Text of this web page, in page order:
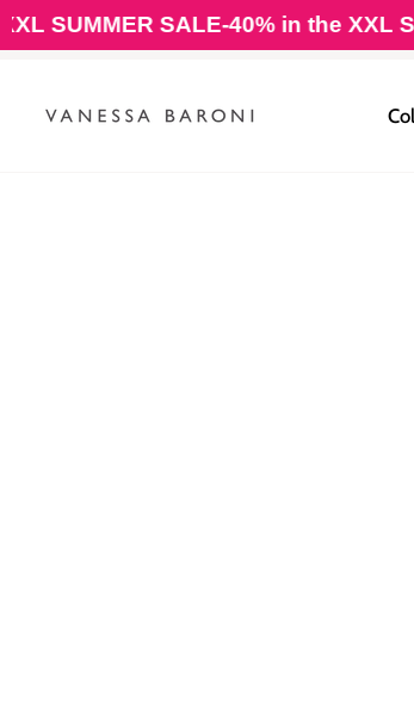
SUMMER SALE-40% in the XXL
Skip